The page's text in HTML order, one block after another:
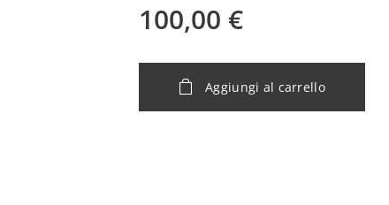
100,00 €
Aggiungi al carrello